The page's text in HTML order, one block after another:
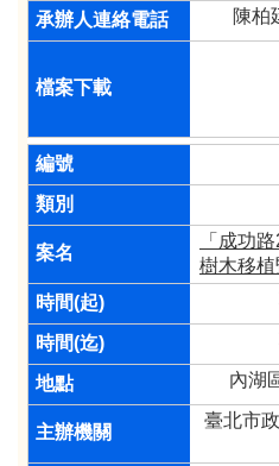
陳柏
「成功
樹木移
內湖
臺北市